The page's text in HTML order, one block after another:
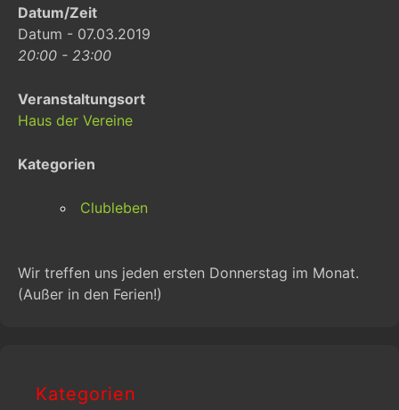
Datum/Zeit
Datum - 07.03.2019
20:00 - 23:00
Veranstaltungsort
Haus der Vereine
Kategorien
Clubleben
Wir treffen uns jeden ersten Donnerstag im Monat.
(Außer in den Ferien!)
Kategorien